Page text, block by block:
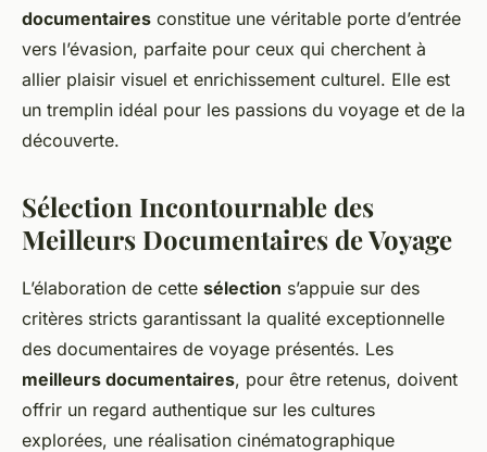
documentaires constitue une véritable porte d’entrée
vers l’évasion, parfaite pour ceux qui cherchent à
allier plaisir visuel et enrichissement culturel. Elle est
un tremplin idéal pour les passions du voyage et de la
découverte.
Sélection Incontournable des
Meilleurs Documentaires de Voyage
L’élaboration de cette sélection s’appuie sur des
critères stricts garantissant la qualité exceptionnelle
des documentaires de voyage présentés. Les
meilleurs documentaires, pour être retenus, doivent
offrir un regard authentique sur les cultures
explorées, une réalisation cinématographique